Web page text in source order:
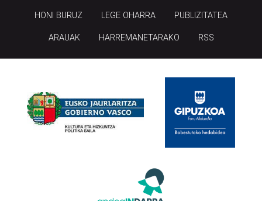
HONI BURUZ LEGE OHARRA PUBLIZITATEA
ARAUAK HARREMANETARAKO RSS